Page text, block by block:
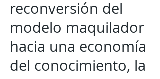
reconversión del
modelo maquilador
hacia una economía
del conocimiento, la